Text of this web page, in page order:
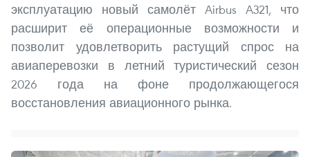
эксплуатацию новый самолёт Airbus A321, что
расширит её операционные возможности и
позволит удовлетворить растущий спрос на
авиаперевозки в летний туристический сезон
2026 года на фоне продолжающегося
восстановления авиационного рынка.